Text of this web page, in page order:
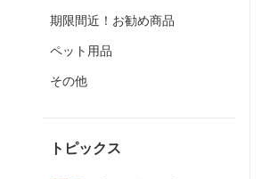
期限間近！お勧め商品
ペット用品
その他
トピックス